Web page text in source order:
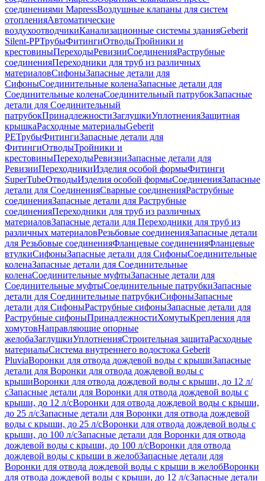
соединениями MapressВоздушные клапаны для систем
отопленияАвтоматические
воздухоотводчикиКанализационные системы зданияGeberit
Silent-PPТрубыФитингиОтводыТройники и
крестовиныПереходыРевизииСоединенияРаструбные
соединенияПереходники для труб из различных
материаловСифоныЗапасные детали для
СифоныСоединительные коленаЗапасные детали для
Соединительные коленаСоединительный патрубокЗапасные
детали для Соединительный
патрубокПринадлежностиЗаглушкиУплотненияЗащитная
крышкаРасходные материалыGeberit
PEТрубыФитингиЗапасные детали для
ФитингиОтводыТройники и
крестовиныПереходыРевизииЗапасные детали для
РевизииПереходникиИзделия особой формыФитинги
SuperTubeОтводыИзделия особой формыСоединенияЗапасные
детали для СоединенияСварные соединенияРаструбные
соединенияЗапасные детали для Раструбные
соединенияПереходники для труб из различных
материаловЗапасные детали для Переходники для труб из
различных материаловРезьбовые соединенияЗапасные детали
для Резьбовые соединенияФланцевые соединенияФланцевые
втулкиСифоныЗапасные детали для СифоныСоединительные
коленаЗапасные детали для Соединительные
коленаСоединительные муфтыЗапасные детали для
Соединительные муфтыСоединительные патрубкиЗапасные
детали для Соединительные патрубкиСифоныЗапасные
детали для СифоныРаструбные сифоныЗапасные детали для
Раструбные сифоныПринадлежностиХомутыКрепления для
хомутовНаправляющие опорные
желобаЗаглушкиУплотненияСтроительная защитаРасходные
материалыСистема внутреннего водостока Geberit
PluviaВоронки для отвода дождевой воды с крышиЗапасные
детали для Воронки для отвода дождевой воды с
крышиВоронки для отвода дождевой воды с крыши, до 12 л/
сЗапасные детали для Воронки для отвода дождевой воды с
крыши, до 12 л/сВоронки для отвода дождевой воды с крыши,
до 25 л/сЗапасные детали для Воронки для отвода дождевой
воды с крыши, до 25 л/сВоронки для отвода дождевой воды с
крыши, до 100 л/сЗапасные детали для Воронки для отвода
дождевой воды с крыши, до 100 л/сВоронки для отвода
дождевой воды с крыши в желобЗапасные детали для
Воронки для отвода дождевой воды с крыши в желобВоронки
для отвода дождевой воды с крыши, до 12 л/сЗапасные детали